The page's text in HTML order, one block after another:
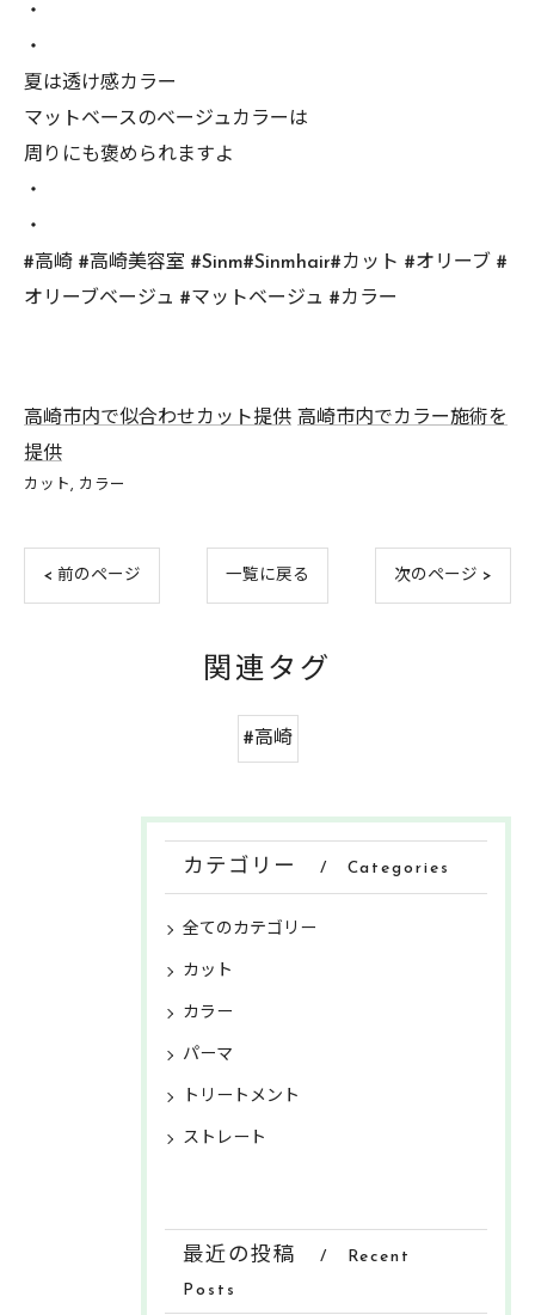
・
・
夏は透け感カラー
マットベースのベージュカラーは
周りにも褒められますよ
・
・
#高崎 #高崎美容室 #Sinm#Sinmhair#カット #オリーブ #
オリーブベージュ #マットベージュ #カラー
高崎市内で似合わせカット提供 高崎市内でカラー施術を
提供
カット カラー
< 前のページ 一覧に戻る 次のページ >
関連タグ
#高崎
カテゴリー Categories
全てのカテゴリー
カット
カラー
パーマ
トリートメント
ストレート
最近の投稿 Recent
Posts